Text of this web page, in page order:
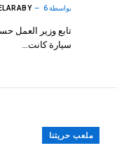
بواسطة6 أغسطس، 2026
تابع وزير العمل
سيارة كانت…
ملعب حريتنا